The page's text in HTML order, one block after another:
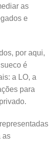
as
e
por aqui,
é
a LO, a
para
as